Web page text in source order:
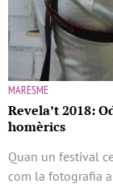
MARESME
Revela’t 2018:
homèrics
Quan un festival
com la fotografia